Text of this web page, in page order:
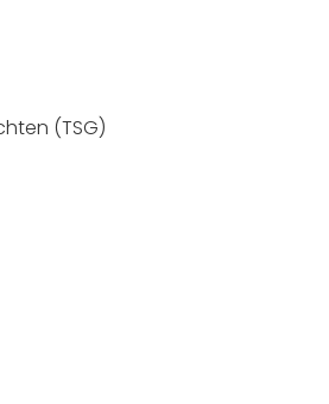
(TSG)